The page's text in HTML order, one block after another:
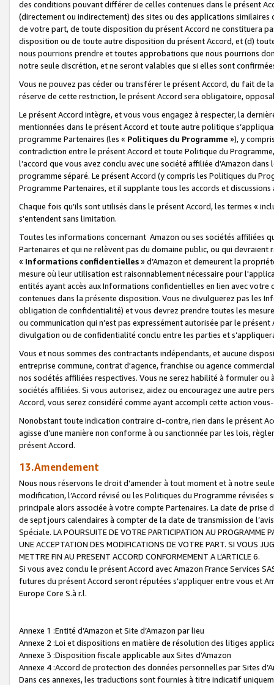
des conditions pouvant différer de celles contenues dans le présent
(directement ou indirectement) des sites ou des applications
de votre part, de toute disposition du présent Accord ne constituera
disposition ou de toute autre disposition du présent Accord, et (d)
nous pourrions prendre et toutes approbations que nous pourrions
notre seule discrétion, et ne seront valables que si elles sont
Vous ne pouvez pas céder ou transférer le présent Accord, du fait de
réserve de cette restriction, le présent Accord sera obligatoire,
Le présent Accord intègre, et vous vous engagez à respecter, la
mentionnées dans le présent Accord et toute autre politique
programme Partenaires (les « Politiques du Programme »), y
contradiction entre le présent Accord et toute Politique du
l’accord que vous avez conclu avec une société affiliée d’Amazon
programme séparé. Le présent Accord (y compris les Politiques du
Programme Partenaires, et il supplante tous les accords et discussions
Chaque fois qu’ils sont utilisés dans le présent Accord, les termes «
s'entendent sans limitation.
Toutes les informations concernant Amazon ou ses sociétés affiliées
Partenaires et qui ne relèvent pas du domaine public, ou qui
« Informations confidentielles» d’Amazon et demeurent la
mesure où leur utilisation est raisonnablement nécessaire pour
entités ayant accès aux Informations confidentielles en lien avec
contenues dans la présente disposition. Vous ne divulguerez pas les
obligation de confidentialité) et vous devrez prendre toutes les
ou communication qui n’est pas expressément autorisée par le
divulgation ou de confidentialité conclu entre les parties et
Vous et nous sommes des contractants indépendants, et aucune
entreprise commune, contrat d'agence, franchise ou agence
nos sociétés affiliées respectives. Vous ne serez habilité à formuler
sociétés affiliées. Si vous autorisez, aidez ou encouragez une autre
Accord, vous serez considéré comme ayant accompli cette action
Nonobstant toute indication contraire ci-contre, rien dans le présent
agisse d’une manière non conforme à ou sanctionnée par les lois,
présent Accord.
13.Amendement
Nous nous réservons le droit d'amender à tout moment et à notre
modification, l’Accord révisé ou les Politiques du Programme
principale alors associée à votre compte Partenaires. La date de
de sept jours calendaires à compter de la date de transmission de
Spéciale. LA POURSUITE DE VOTRE PARTICIPATION AU PROGRAMME
UNE ACCEPTATION DES MODIFICATIONS DE VOTRE PART. SI VOUS
METTRE FIN AU PRESENT ACCORD CONFORMEMENT A L’ARTICLE 6.
Si vous avez conclu le présent Accord avec Amazon France Services
futures du présent Accord seront réputées s’appliquer entre vous et
Europe Core S.à r.l.
Annexe 1 :Entité d’Amazon et Site d’Amazon par lieu
Annexe 2 :Loi et dispositions en matière de résolution des litiges
Annexe 3 :Disposition fiscale applicable aux Sites d’Amazon
Annexe 4 :Accord de protection des données personnelles par Sites
Dans ces annexes, les traductions sont fournies à titre indicatif